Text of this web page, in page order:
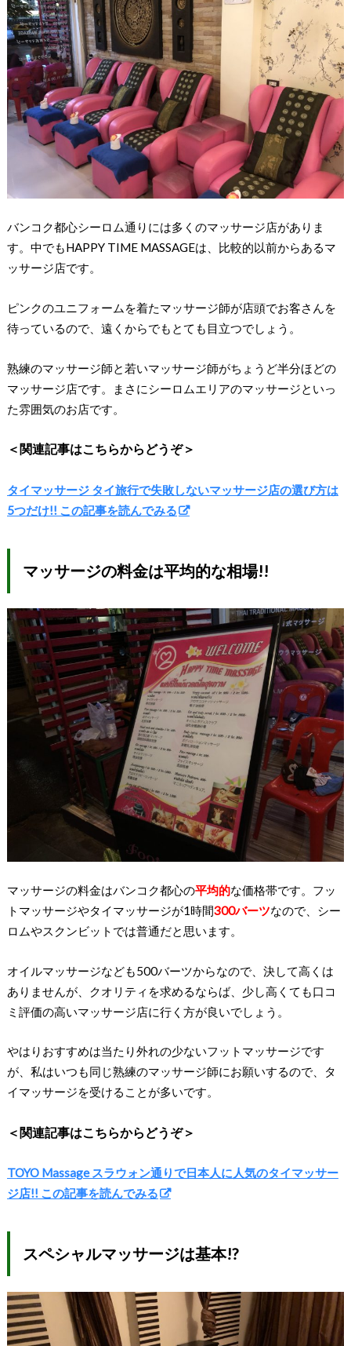
バンコク都心シーロム通りには多くのマッサージ店がありま
す。中でもHAPPY TIME MASSAGEは、比較的以前からあるマ
ッサージ店です。
ピンクのユニフォームを着たマッサージ師が店頭でお客さんを
待っているので、遠くからでもとても目立つでしょう。
熟練のマッサージ師と若いマッサージ師がちょうど半分ほどの
マッサージ店です。まさにシーロムエリアのマッサージといっ
た雰囲気のお店です。
＜関連記事はこちらからどうぞ＞
タイマッサージ タイ旅行で失敗しないマッサージ店の選び方は
5つだけ!! この記事を読んでみる
マッサージの料金は平均的な相場!!
マッサージの料金はバンコク都心の平均的な価格帯です。フッ
トマッサージやタイマッサージが1時間300バーツなので、シー
ロムやスクンビットでは普通だと思います。
オイルマッサージなども500バーツからなので、決して高くは
ありませんが、クオリティを求めるならば、少し高くても口コ
ミ評価の高いマッサージ店に行く方が良いでしょう。
やはりおすすめは当たり外れの少ないフットマッサージです
が、私はいつも同じ熟練のマッサージ師にお願いするので、タ
イマッサージを受けることが多いです。
＜関連記事はこちらからどうぞ＞
TOYO Massage スラウォン通りで日本人に人気のタイマッサー
ジ店!! この記事を読んでみる
スペシャルマッサージは基本!?